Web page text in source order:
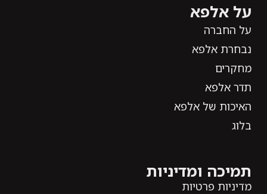
על אלפא
על החברה
נבחרת אלפא
מחקרים
תדר אלפא
האיכות של אלפא
בלוג
תמיכה ומדיניות
מדיניות פרטיות